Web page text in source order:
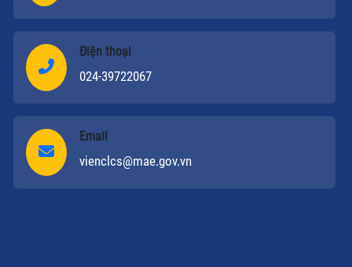
Điện thoại
024-39722067
Email
vienclcs@mae.gov.vn